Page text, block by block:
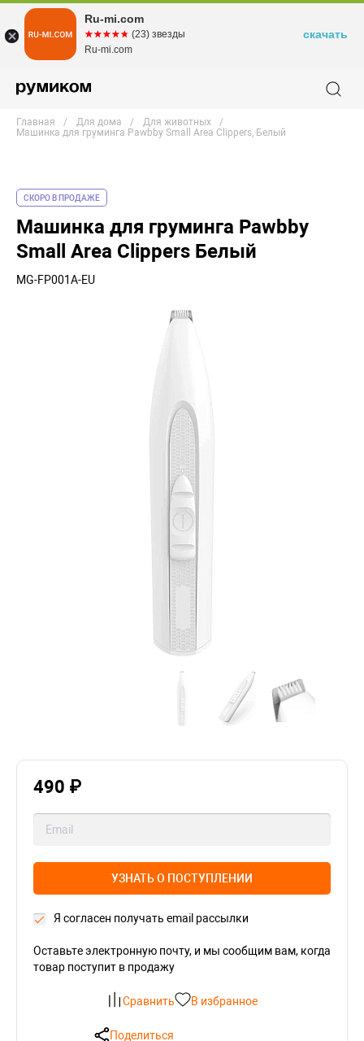
Главная Для дома
Для животных
Машинка для груминга Pawbby Small Area Clippers, Белый
СКОРО В ПРОДАЖЕ
Машинка для груминга Pawbby
Small Area Clippers Белый
MG-FP001A-EU
490 ₽
УЗНАТЬ О ПОСТУПЛЕНИИ
Я согласен получать email рассылки
Оставьте электронную почту, и мы сообщим вам, когда
товар поступит в продажу
Сравнить В избранное
Поделиться
Ru-mi.com
☆☆☆☆☆
★★★★★ (23) звезды
Ru-mi.com
скачать